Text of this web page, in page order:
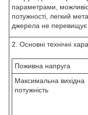
параметрами,
потужності, легкий
джерела не перевищує
2. Основні технічні
Поживна напруга
Максимальна вихідна
потужність